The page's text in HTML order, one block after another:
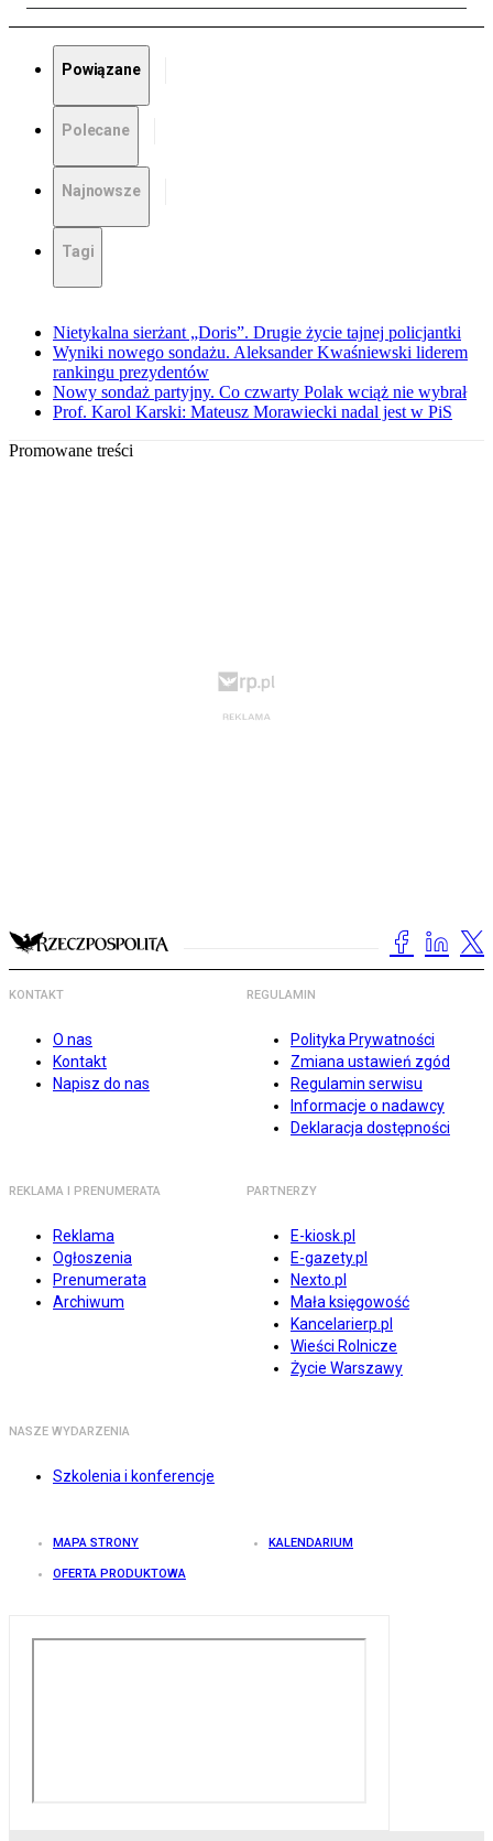
Powiązane
Polecane
Najnowsze
Tagi
Nietykalna sierżant „Doris”. Drugie życie tajnej policjantki
Wyniki nowego sondażu. Aleksander Kwaśniewski liderem
rankingu prezydentów
Nowy sondaż partyjny. Co czwarty Polak wciąż nie wybrał
Prof. Karol Karski: Mateusz Morawiecki nadal jest w PiS
Promowane treści
KONTAKT
O nas
Kontakt
Napisz do nas
REGULAMIN
Polityka Prywatności
Zmiana ustawień zgód
Regulamin serwisu
Informacje o nadawcy
Deklaracja dostępności
REKLAMA I PRENUMERATA
Reklama
Ogłoszenia
Prenumerata
Archiwum
PARTNERZY
E-kiosk.pl
E-gazety.pl
Nexto.pl
Mała księgowość
Kancelarierp.pl
Wieści Rolnicze
Życie Warszawy
NASZE WYDARZENIA
Szkolenia i konferencje
MAPA STRONY KALENDARIUM
OFERTA PRODUKTOWA